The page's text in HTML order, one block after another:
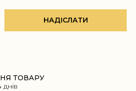
НАДІСЛАТИ
ТОВАРУ
днів